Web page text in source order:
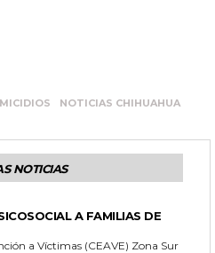
NOTICIAS CHIHUAHUA
NOTICIAS
A FAMILIAS DE
a Víctimas (CEAVE) Zona Sur